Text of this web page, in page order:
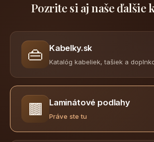
Pozrite si aj naše ďalšie
👜 Kabelky.sk
Katalóg kabeliek, tašiek a
🟫 Laminátové podlahy
Práve ste tu